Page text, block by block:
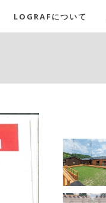
LOGRAFについて